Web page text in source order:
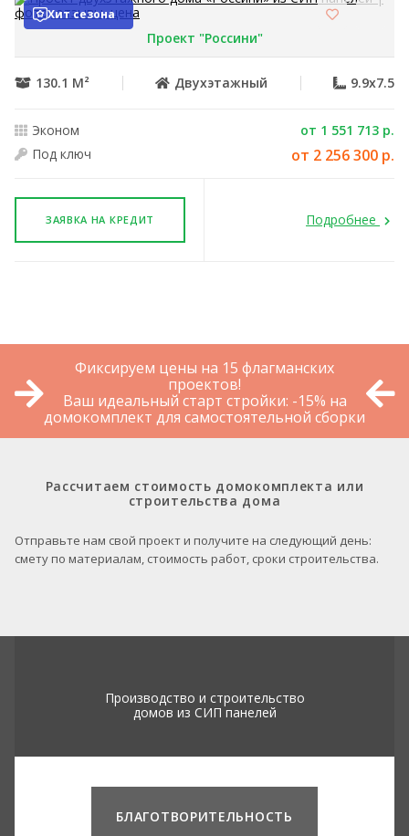
Хит сезона
Проект "Россини"
130.1 М² Двухэтажный 9.9x7.5
Эконом
от 1 551 713 р.
Под ключ
от 2 256 300 р.
ЗАЯВКА НА КРЕДИТ Подробнее
Фиксируем цены на 15 флагманских
проектов!
Ваш идеальный старт стройки: -15% на
домокомплект для самостоятельной сборки
Рассчитаем стоимость домокомплекта или
строительства дома
Отправьте нам свой проект и получите на следующий день:
смету по материалам, стоимость работ, сроки строительства.
Производство и строительство
домов из СИП панелей
БЛАГОТВОРИТЕЛЬНОСТЬ